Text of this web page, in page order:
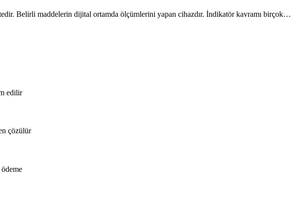
Belirli maddelerin dijital ortamda ölçümlerini yapan cihazdır. İndikatör kavramı birçok…
edilir
çözülür